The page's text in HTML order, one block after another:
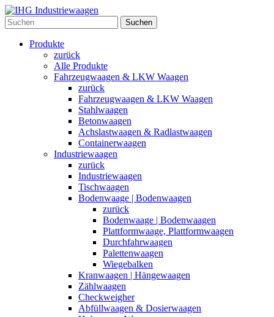
Suchen
Produkte
zurück
Alle Produkte
Fahrzeugwaagen & LKW Waagen
zurück
Fahrzeugwaagen & LKW Waagen
Stahlwaagen
Betonwaagen
Achslastwaagen & Radlastwaagen
Containerwaagen
Industriewaagen
zurück
Industriewaagen
Tischwaagen
Bodenwaage | Bodenwaagen
zurück
Bodenwaage | Bodenwaagen
Plattformwaage, Plattformwaagen
Durchfahrwaagen
Palettenwaagen
Wiegebalken
Kranwaagen | Hängewaagen
Zählwaagen
Checkweigher
Abfüllwaagen & Dosierwaagen